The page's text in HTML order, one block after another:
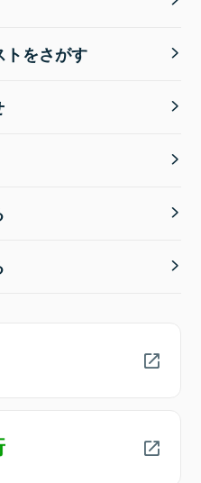
トをさがす